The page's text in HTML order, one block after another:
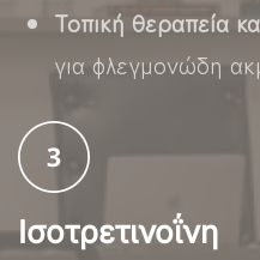
Τοπική θεραπεία
για φλεγμονώδη
Ισοτρετινοΐνη